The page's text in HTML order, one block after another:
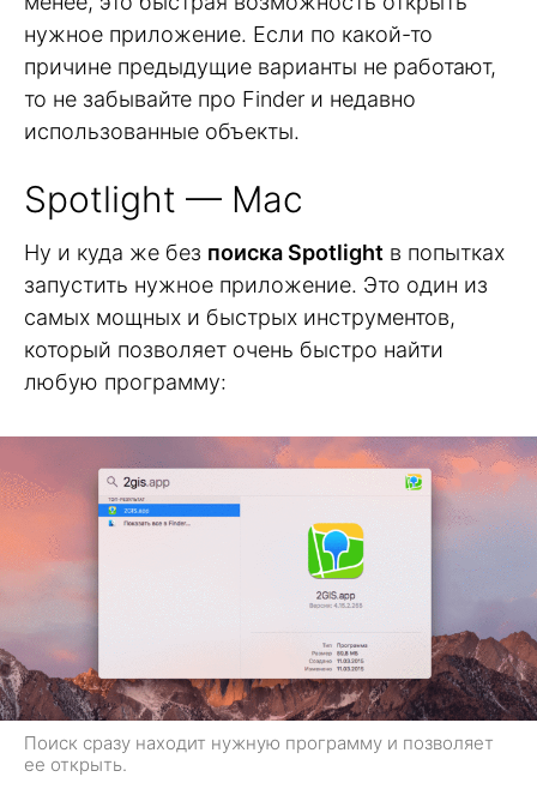
нужное приложение. Если по какой-то
причине предыдущие варианты не работают,
то не забывайте про Finder и недавно
использованные объекты.
Spotlight — Mac
Ну и куда же без поиска Spotlight в попытках
запустить нужное приложение. Это один из
самых мощных и быстрых инструментов,
который позволяет очень быстро найти
любую программу:
Поиск сразу находит нужную программу и позволяет
ее открыть.